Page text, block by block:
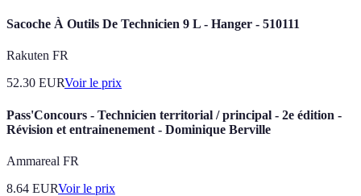
Sacoche À Outils De Technicien 9 L - Hanger - 510111
Rakuten FR
52.30 EURVoir le prix
Pass'Concours - Technicien territorial / principal - 2e édition -
Révision et entrainenement - Dominique Berville
Ammareal FR
8.64 EURVoir le prix